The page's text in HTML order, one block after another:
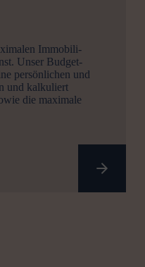
Immobi­li­
Unser Budget­
persön­lichen und
und kalku­liert
die maximale